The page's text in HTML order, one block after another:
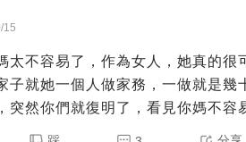
15
太不容易了，作為女人，她真的
子就她一個人做家務，一做就是幾
突然你們就復明了，看見你媽不容